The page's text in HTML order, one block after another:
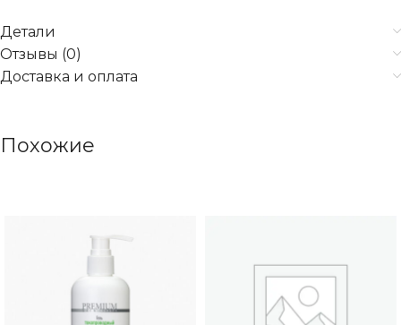
Детали
Отзывы (0)
Доставка и оплата
Похожие